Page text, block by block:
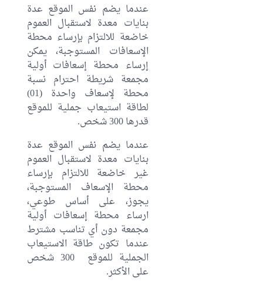
عندما يضم نفس الموقع عدة
بنايات معدة لاستقبال العموم
خاضعة للالتزام بإرساء محطة
الإسعافات المستوجبة، يمكن
إرساء محطة إسعافات أولية
مجمعة شريطة احترام نسبة
محطة لإسعاف واحدة (01)
لطاقة استيعاب جملية للموقع
قدرها 300 شخص.
عندما يضم نفس الموقع عدة
بنايات معدة لاستقبال العموم
غير خاضعة للالتزام بإرساء
محطة الإسعاف المستوجبة،
يجوز، على أساس طوعي،
ارساء محطة إسعافات أولية
مجمعة دون أي تناسب مشترط
عندما تكون طاقة الاستيعاب
الجملية للموقع 300 شخص
على الأكثر.